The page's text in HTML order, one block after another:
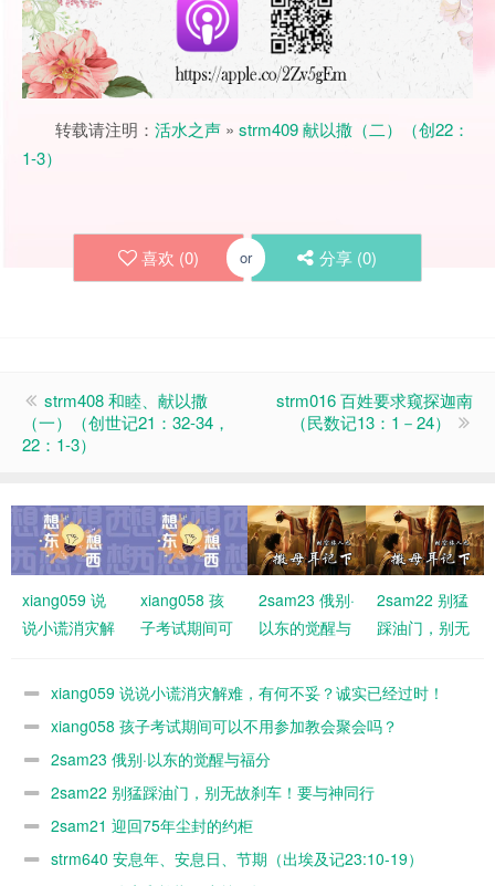
转载请注明： 活水之声 » strm409 献以撒（二）（创22：
1-3）
喜欢 (0) or 分享 (0)
strm408 和睦、献以撒
（一）（创世记21：32-34，
22：1-3）
strm016 百姓要求窥探迦南
（民数记13：1－24）
xiang059 说
说小谎消灾解
妥？诚实已经
xiang058 孩
子考试期间可
会聚会吗？
2sam23 俄别·
以东的觉醒与
2sam22 别猛
踩油门，别无
神同行
xiang059 说说小谎消灾解难，有何不妥？诚实已经过时！
xiang058 孩子考试期间可以不用参加教会聚会吗？
2sam23 俄别·以东的觉醒与福分
2sam22 别猛踩油门，别无故刹车！要与神同行
2sam21 迎回75年尘封的约柜
strm640 安息年、安息日、节期（出埃及记23:10-19）